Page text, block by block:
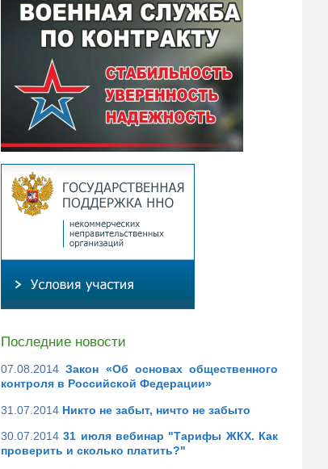
Последние новости
07.08.2014 Закон «Об основах общественного
контроля в Российской Федерации»
31.07.2014 Никто не забыт, ничто не забыто
30.07.2014 31 июля вебинар "Тарифы ЖКХ. Как
проверить и сколько платить?"